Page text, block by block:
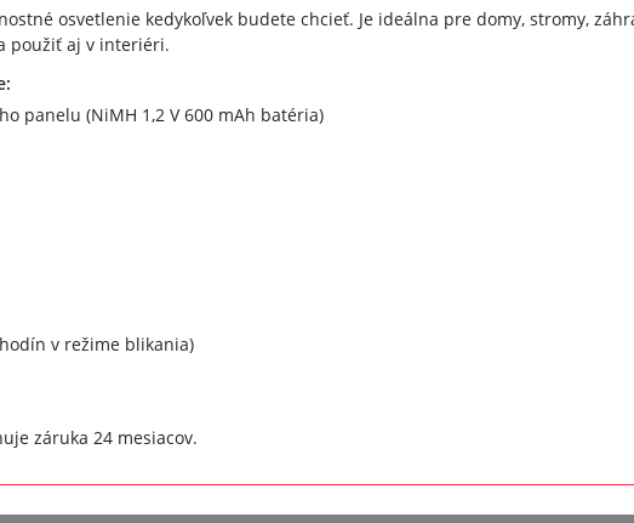
osvetlenie kedykoľvek budete chcieť. Je ideálna pre domy, stromy,
použiť aj v interiéri.
panelu (NiMH 1,2 V 600 mAh batéria)
v režime blikania)
záruka 24 mesiacov.